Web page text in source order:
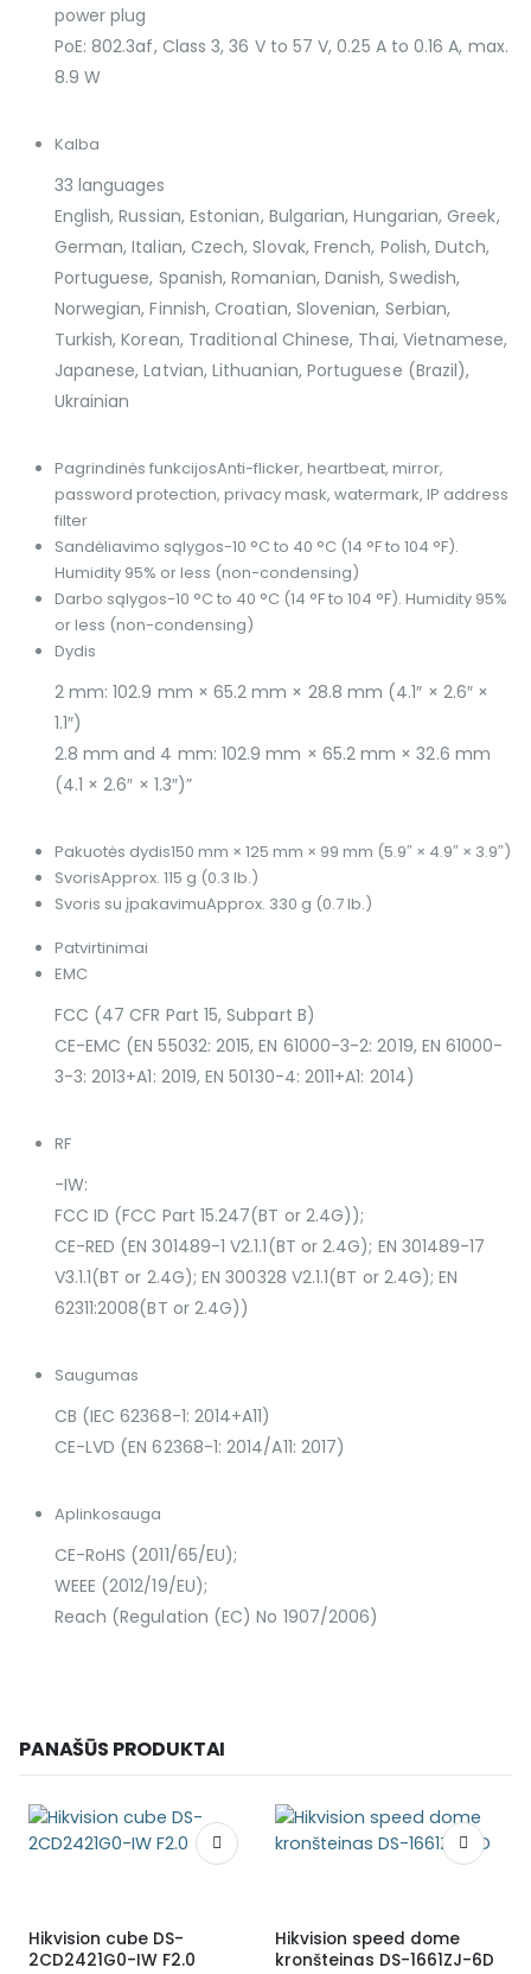
power plug
PoE: 802.3af, Class 3, 36 V to 57 V, 0.25 A to 0.16 A, max.
8.9 W
Kalba
33 languages
English, Russian, Estonian, Bulgarian, Hungarian, Greek,
German, Italian, Czech, Slovak, French, Polish, Dutch,
Portuguese, Spanish, Romanian, Danish, Swedish,
Norwegian, Finnish, Croatian, Slovenian, Serbian,
Turkish, Korean, Traditional Chinese, Thai, Vietnamese,
Japanese, Latvian, Lithuanian, Portuguese (Brazil),
Ukrainian
Pagrindinės funkcijosAnti-flicker, heartbeat, mirror,
password protection, privacy mask, watermark, IP address
filter
Sandėliavimo sąlygos-10 °C to 40 °C (14 °F to 104 °F).
Humidity 95% or less (non-condensing)
Darbo sąlygos-10 °C to 40 °C (14 °F to 104 °F). Humidity 95%
or less (non-condensing)
Dydis
2 mm: 102.9 mm × 65.2 mm × 28.8 mm (4.1″ × 2.6″ ×
1.1″)
2.8 mm and 4 mm: 102.9 mm × 65.2 mm × 32.6 mm
(4.1 × 2.6″ × 1.3″)”
Pakuotės dydis150 mm × 125 mm × 99 mm (5.9″ × 4.9″ × 3.9″)
SvorisApprox. 115 g (0.3 lb.)
Svoris su įpakavimuApprox. 330 g (0.7 lb.)
Patvirtinimai
EMC
FCC (47 CFR Part 15, Subpart B)
CE-EMC (EN 55032: 2015, EN 61000-3-2: 2019, EN 61000-
3-3: 2013+A1: 2019, EN 50130-4: 2011+A1: 2014)
RF
-IW:
FCC ID (FCC Part 15.247(BT or 2.4G));
CE-RED (EN 301489-1 V2.1.1(BT or 2.4G); EN 301489-17
V3.1.1(BT or 2.4G); EN 300328 V2.1.1(BT or 2.4G); EN
62311:2008(BT or 2.4G))
Saugumas
CB (IEC 62368-1: 2014+A11)
CE-LVD (EN 62368-1: 2014/A11: 2017)
Aplinkosauga
CE-RoHS (2011/65/EU);
WEEE (2012/19/EU);
Reach (Regulation (EC) No 1907/2006)
PANAŠŪS PRODUKTAI
Hikvision cube DS-
2CD2421G0-IW F2.0
Hikvision speed dome
kronšteinas DS-1661ZJ-6D